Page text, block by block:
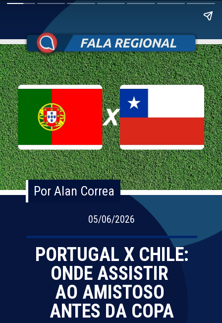
05/06/2026
Por Alan Correa
Por Alan Correa
PORTUGAL X CHILE:
ONDE ASSISTIR
AO AMISTOSO
ANTES DA COPA